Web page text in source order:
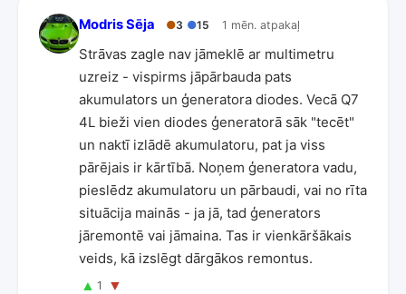
Modris Sēja ●3 ●15 1 mēn. atpakaļ
Strāvas zagle nav jāmeklē ar multimetru
uzreiz - vispirms jāpārbauda pats
akumulators un ģeneratora diodes. Vecā Q7
4L bieži vien diodes ģeneratorā sāk "tecēt"
un naktī izlādē akumulatoru, pat ja viss
pārējais ir kārtībā. Noņem ģeneratora vadu,
pieslēdz akumulatoru un pārbaudi, vai no rīta
situācija mainās - ja jā, tad ģenerators
jāremontē vai jāmaina. Tas ir vienkāršākais
veids, kā izslēgt dārgākos remontus.
▲ 1 ▼